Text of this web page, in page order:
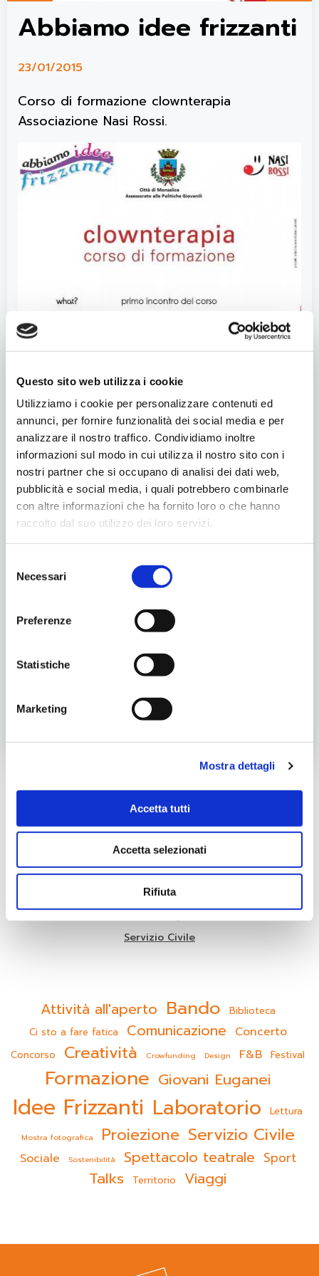
Questo sito web utilizza i cookie
Utilizziamo i cookie per personalizzare contenuti ed
annunci, per fornire funzionalità dei social media e per
analizzare il nostro traffico. Condividiamo inoltre
informazioni sul modo in cui utilizza il nostro sito con i
nostri partner che si occupano di analisi dei dati web,
pubblicità e social media, i quali potrebbero combinarle
con altre informazioni che ha fornito loro o che hanno
raccolto dal suo utilizzo dei loro servizi.
delNecessari
Preferenze
Statistiche
Marketing
Mostra dettagli
Accetta tutti
Accetta selezionati
Rifiuta
Abbiamo idee frizzanti
23/01/2015
Corso di formazione clownterapia
Associazione Nasi Rossi.
Progetti Locali
Idee Frizzanti
Post
navigation
Post
Categorie
Piano Giovani
Progetti Locali
Servizio Civile
Attività all'aperto Bando
Biblioteca
Ci sto a fare fatica
Comunicazione Concerto
Concorso Creatività Crowfunding Design F&B Festival
Formazione Giovani Euganei
Idee Frizzanti Laboratorio Lettura
Mostra fotografica Proiezione Servizio Civile
Sociale Sostenibilità Spettacolo teatrale Sport
Talks Territorio Viaggi